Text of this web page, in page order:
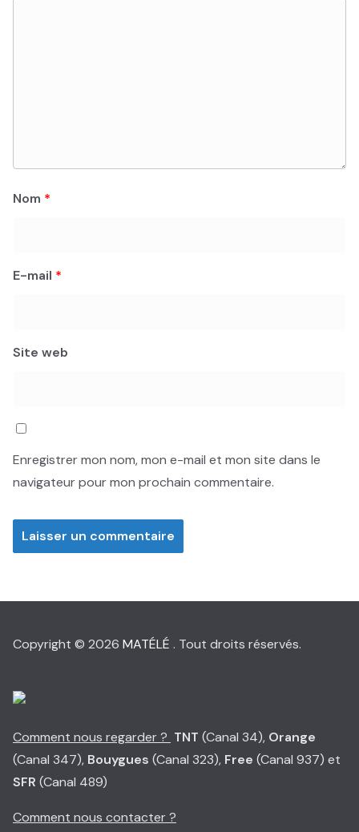
Nom *
E-mail *
Site web
Enregistrer mon nom, mon e-mail et mon site dans le
navigateur pour mon prochain commentaire.
Copyright © 2026 MATÉLÉ . Tout droits réservés.
Comment nous regarder ? TNT (Canal 34), Orange
(Canal 347), Bouygues (Canal 323), Free (Canal 937) et
SFR (Canal 489)
Comment nous contacter ?